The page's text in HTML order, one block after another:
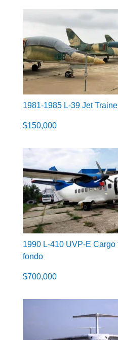
1981-1985 L-39 Jet
$150,000
1990 L-410 UVP-E Cargo
fondo
$700,000